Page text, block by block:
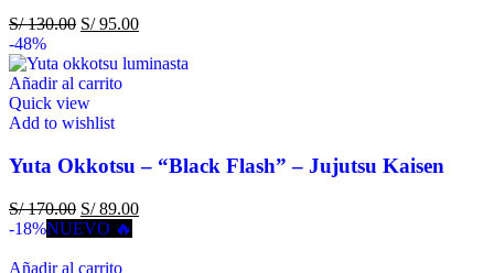
S/130.00 S/95.00
-48%
Añadir al carrito
Quick view
Add to wishlist
Yuta Okkotsu – “Black Flash” – Jujutsu Kaisen
S/170.00 S/89.00
-18%NUEVO 🔥
Añadir al carrito